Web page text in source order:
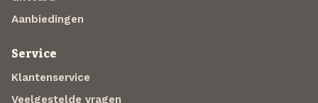
Aanbiedingen
Service
Klantenservice
Veelgestelde vragen